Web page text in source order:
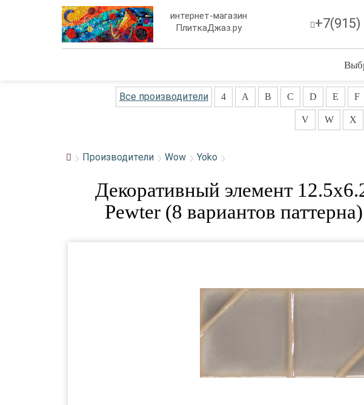
интернет-магазин
ПлиткаДжаз.ру
+7(915)
Все производители 4 A B C D E F
V W X
Производители Wow Yoko
Декоративный элемент
Pewter (8 вариантов